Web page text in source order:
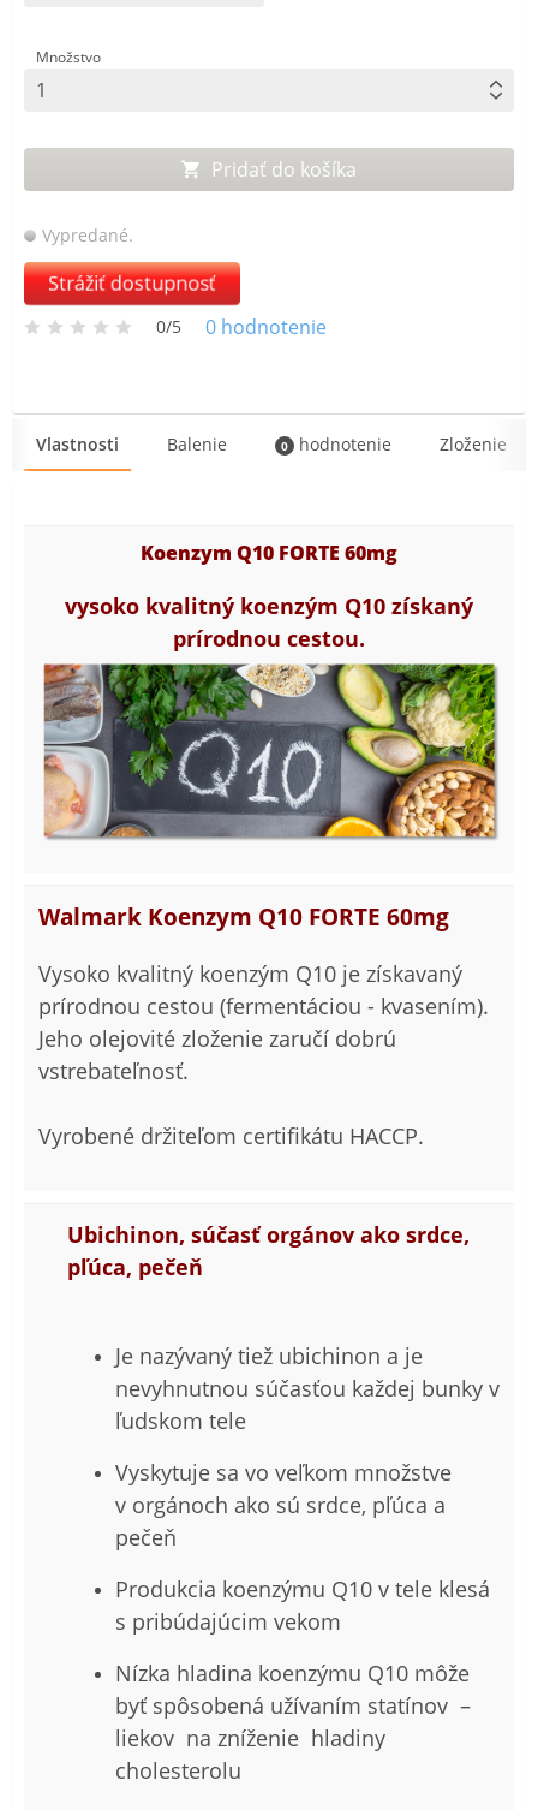
Množstvo
Pridať do košíka
Vypredané.
Strážiť dostupnosť
0/5 0 hodnotenie
Vlastnosti Balenie 0 hodnotenie Zloženie
Koenzym Q10 FORTE 60mg
vysoko kvalitný koenzým Q10 získaný
prírodnou cestou.
Walmark Koenzym Q10 FORTE 60mg
Vysoko kvalitný koenzým Q10 je získavaný
prírodnou cestou (fermentáciou - kvasením).
Jeho olejovité zloženie zaručí dobrú
vstrebateľnosť.
Vyrobené držiteľom certifikátu HACCP.
Ubichinon, súčasť orgánov ako srdce,
pľúca, pečeň
Je nazývaný tiež ubichinon a je
nevyhnutnou súčasťou každej bunky v
ľudskom tele
Vyskytuje sa vo veľkom množstve
v orgánoch ako sú srdce, pľúca a
pečeň
Produkcia koenzýmu Q10 v tele klesá
s pribúdajúcim vekom
Nízka hladina koenzýmu Q10 môže
byť spôsobená užívaním statínov –
liekov na zníženie hladiny
cholesterolu